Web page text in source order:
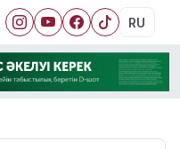
RU